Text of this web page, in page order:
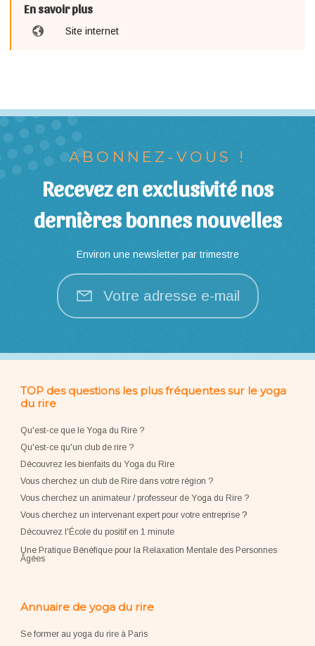
En savoir plus
Site internet
ABONNEZ-VOUS !
Recevez en exclusivité nos
dernières bonnes nouvelles
Environ une newsletter par trimestre
Votre adresse e-mail
TOP des questions les plus fréquentes sur le yoga
du rire
Qu'est-ce que le Yoga du Rire ?
Qu'est-ce qu'un club de rire ?
Découvrez les bienfaits du Yoga du Rire
Vous cherchez un club de Rire dans votre région ?
Vous cherchez un animateur / professeur de Yoga du Rire ?
Vous cherchez un intervenant expert pour votre entreprise?
Découvrez l'École du positif en 1 minute
Une Pratique Bénéfique pour la Relaxation Mentale des Personnes
Âgées
Annuaire de yoga du rire
Se former au yoga du rire à Paris